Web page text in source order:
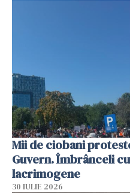
Mii de ciobani
Guvern. Îmbrânceli
lacrimogene
30 IULIE 2026